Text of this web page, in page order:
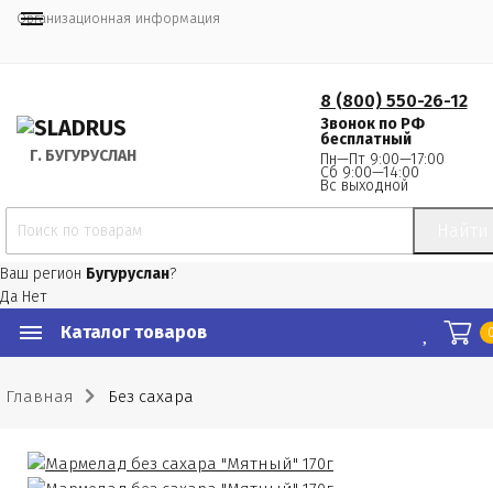
Организационная информация
Г. БУГУРУСЛАН
8 (800) 550-26-12
Звонок по РФ
бесплатный
Пн—Пт 9:00—17:00
Сб 9:00—14:00
Вс выходной
Ваш регион Бугуруслан?
Да Нет
Каталог товаров
Главная Без сахара